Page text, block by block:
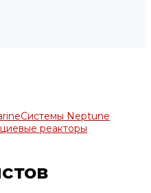
Системы Neptune
реакторы